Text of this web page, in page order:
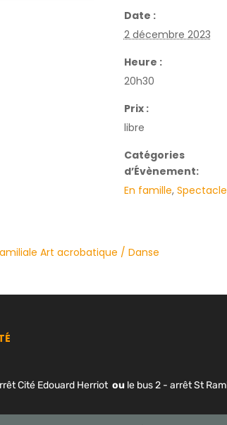
Date :
2 décembre 2023
Heure :
20h30
Prix :
libre
Catégories
d’Évènement:
En famille, Spectacle
Art acrobatique / Danse
Cité Edouard Herriot ou le bus 2 - arrêt St